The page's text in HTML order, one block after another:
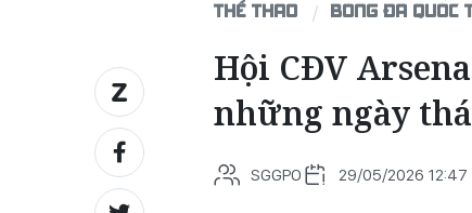
THỂ THAO BÓNG ĐÁ QUỐC
Hội CĐV
những ngày
SGGPO 29/05/2026 12:47